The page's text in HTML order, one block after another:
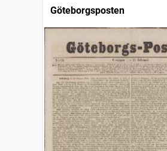
Göteborgsposten